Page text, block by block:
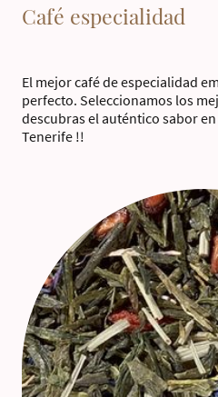
Café especialidad
El mejor café de especialidad
perfecto. Seleccionamos los
descubras el auténtico sabor
Tenerife !!